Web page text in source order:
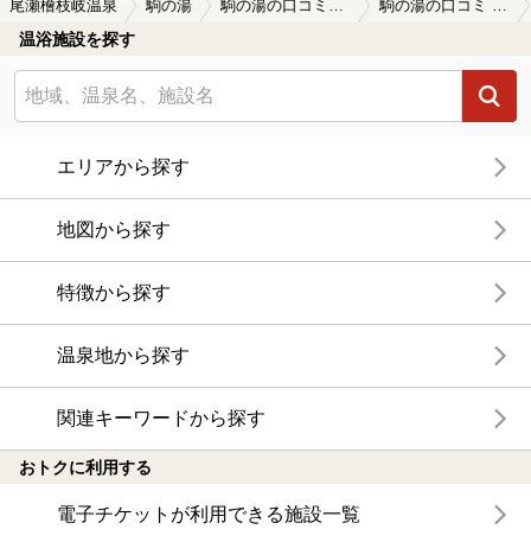
尾瀬檜枝岐温泉 駒の湯 駒の湯の口コミ一覧 駒の湯の口コミ 空いています
温浴施設を探す
エリアから探す
地図から探す
特徴から探す
温泉地から探す
関連キーワードから探す
おトクに利用する
電子チケットが利用できる施設一覧